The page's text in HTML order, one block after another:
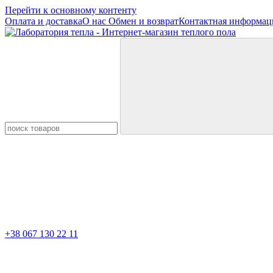
Перейти к основному контенту
Оплата и доставкаО нас Обмен и возвратКонтактная
+38 067 130 22 11